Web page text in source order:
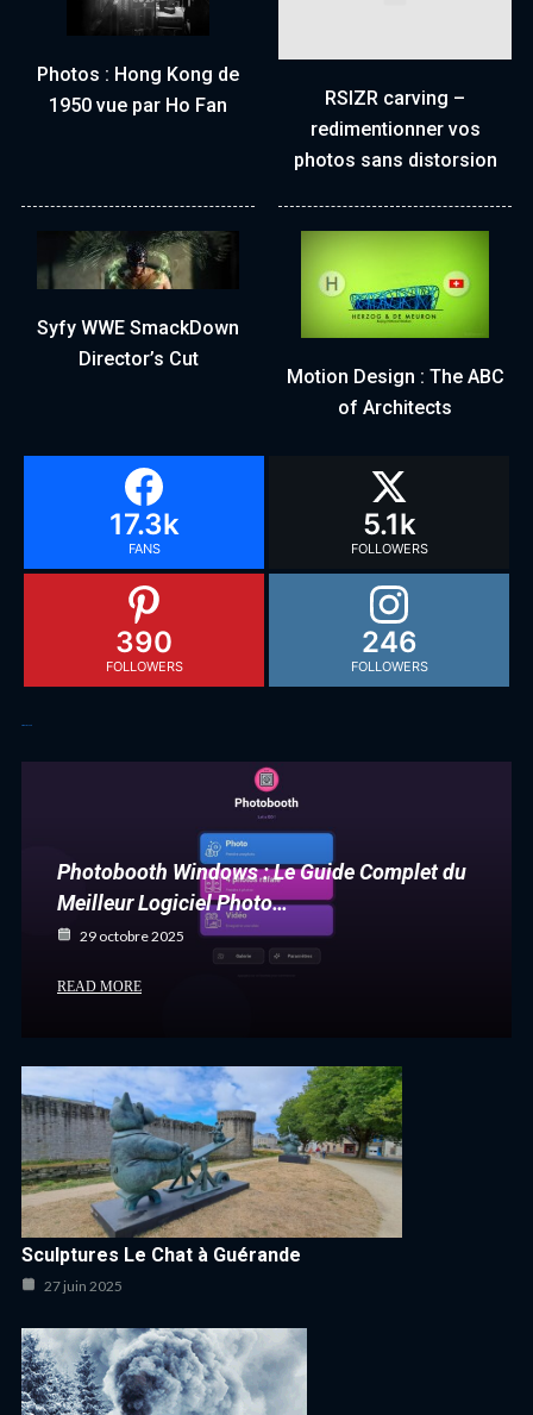
Photos : Hong Kong de
1950 vue par Ho Fan
RSIZR carving –
redimentionner vos
photos sans distorsion
Syfy WWE SmackDown
Director’s Cut
Motion Design : The ABC
of Architects
17.3k
FANS
5.1k
FOLLOWERS
390
FOLLOWERS
246
FOLLOWERS
Photobooth Windows : Le Guide Complet du
Meilleur Logiciel Photo…
29 octobre 2025
READ MORE
Sculptures Le Chat à Guérande
27 juin 2025